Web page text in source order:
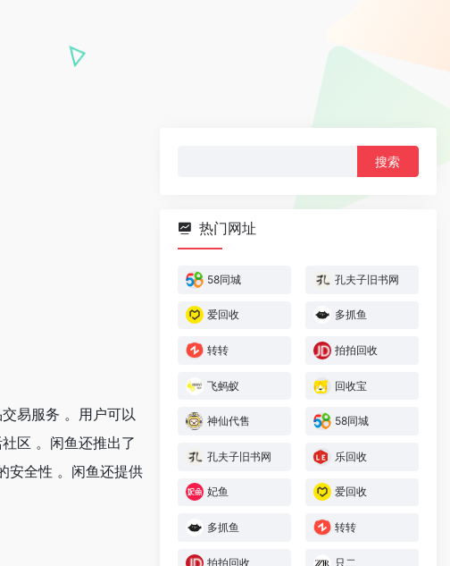
易服务 。用户可以
区 。闲鱼还推出了
安全性 。闲鱼还提供
热门网址
58同城 孔夫子旧书网
爱回收 多抓鱼
转转 拍拍回收
飞蚂蚁 回收宝
神仙代售 58同城
孔夫子旧书网 乐回收
妃鱼 爱回收
多抓鱼 转转
拍拍回收 只二